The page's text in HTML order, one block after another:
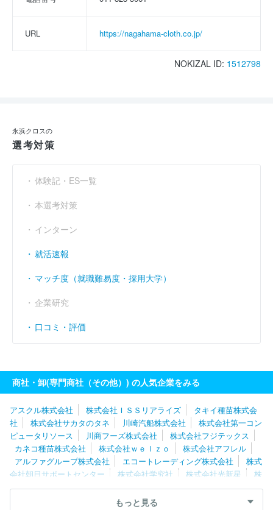
URL https://nagahama-cloth.co.jp/
NOKIZAL ID: 1512798
永浜クロスの
選考対策
体験記・ES一覧
本選考対策
インターン
就活速報
マッチ度（就職難易度・採用大学）
企業研究
口コミ・評価
商社・卸(専門商社（その他）) の人気企業をみる
アスクル株式会社 株式会社ＩＳＳリアライズ
タキイ種苗株式会
社
株式会社サカタのタネ 川崎汽船株式会社
株式会社第一コン
ピュータリソース
川商フーズ株式会社
株式会社フジテックス
カネコ種苗株式会社
株式会社ｗｅｌｚｏ
株式会社アフレル
アルファグループ株式会社
エコートレーディング株式会社
株式
会社朝日サポートセンター
株式会社学究社 株式会社光新星
株
式会社マイプレシャス
株式会社ＴＴＣ
株式会社クリアストーン
エム・シー・ヘルスケアホールディン
もっと見る